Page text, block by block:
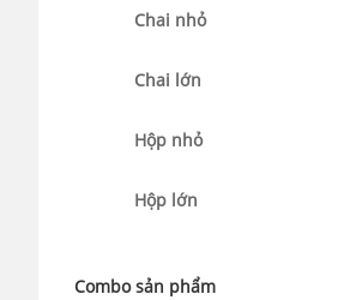
Chai nhỏ
Chai lớn
Hộp nhỏ
Hộp lớn
Combo sản phẩm